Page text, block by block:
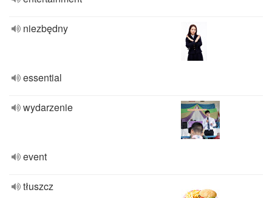
niezbędny
essential
wydarzenie
event
tłuszcz